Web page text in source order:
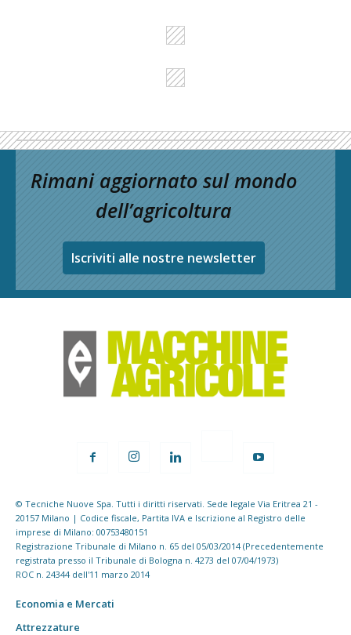
Rimani aggiornato sul mondo
dell’agricoltura
Iscriviti alle nostre newsletter
© Tecniche Nuove Spa. Tutti i diritti riservati. Sede legale Via Eritrea 21 -
20157 Milano | Codice fiscale, Partita IVA e Iscrizione al Registro delle
imprese di Milano: 00753480151
Registrazione Tribunale di Milano n. 65 del 05/03/2014 (Precedentemente
registrata presso il Tribunale di Bologna n. 4273 del 07/04/1973)
ROC n. 24344 dell'11 marzo 2014
Economia e Mercati
Attrezzature